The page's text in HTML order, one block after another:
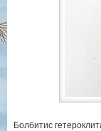
Болбитис